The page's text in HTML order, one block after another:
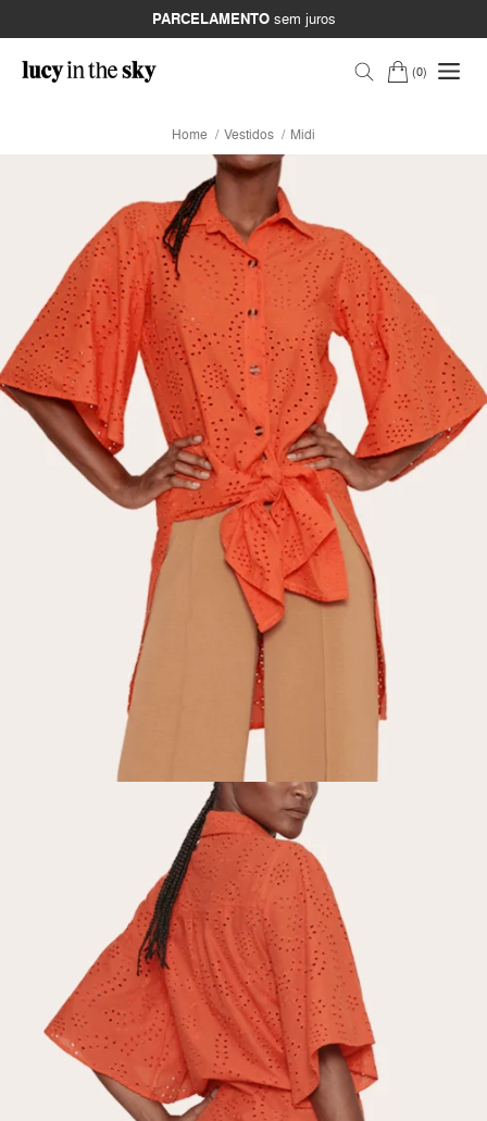
PARCELAMENTOsem juros
0
Home Vestidos Midi